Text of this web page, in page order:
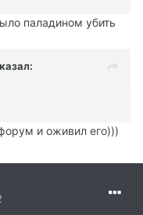
паладином убить
и оживил его)))